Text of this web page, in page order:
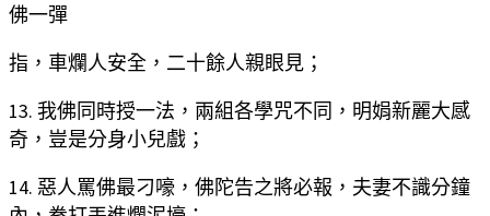
佛一彈
指，車爛人安全，二十餘人親眼見；
13. 我佛同時授一法，兩組各學咒不同，明娟新麗大感
奇，豈是分身小兒戲；
14. 惡人罵佛最刁嚎，佛陀告之將必報，夫妻不識分鐘